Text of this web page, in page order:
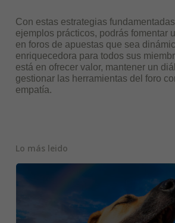
Con estas estrategias
ejemplos prácticos, podrás fomentar
en foros de apuestas que sea
enriquecedora para todos sus
está en ofrecer valor, mantener un
gestionar las herramientas del foro
empatía.
Lo más leido